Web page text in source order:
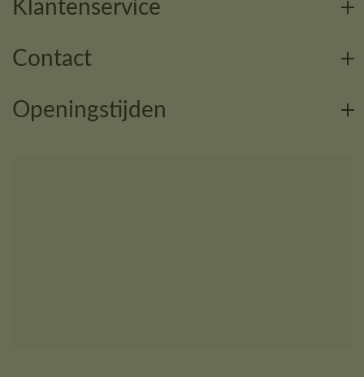
Klantenservice
Contact
Openingstijden